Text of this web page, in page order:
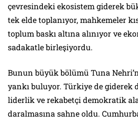
çevresindeki ekosistem giderek
tek elde toplanıyor, mahkemeler
toplum baskı altına alınıyor ve
sadakatle birleşiyordu.
Bunun büyük bölümü Tuna
yankı buluyor. Türkiye de giderek
liderlik ve rekabetçi demokratik
daralmasına sahne oldu.